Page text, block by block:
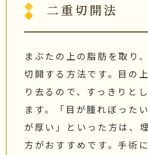
二重切開法
まぶたの上の脂肪を取り
切開する方法です。目の
り去るので、すっきりと
ます。「目が腫れぼった
が厚い」といった方は、
方がおすすめです。手術